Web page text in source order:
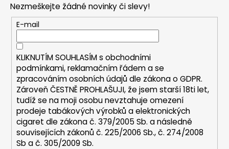
p
r
v
k
y
v
ý
p
i
s
u
Nezmeškejte žádné novinky či slevy!
E-mail
KLIKNUTÍM SOUHLASÍM s obchodními
podmínkami,reklamačním řádem a se
zpracováním osobních údajů dle zákona oGDPR.
Zároveň ČESTNĚ PROHLAŠUJI, že jsem starší 18ti let,
tudíž se na moji osobu nevztahuje omezení
prodeje tabákových výrobků a elektronických
cigaret dle zákona č. 379/2005 Sb. a následně
souvisejících zákonů č. 225/2006 Sb., č. 274/2008
Sb a č. 305/2009 Sb.